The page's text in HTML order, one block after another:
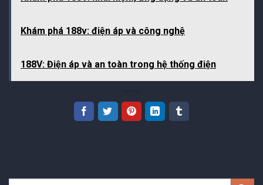
Khám phá 188v: điện áp và công nghệ
188V: Điện áp và an toàn trong hệ thống điện